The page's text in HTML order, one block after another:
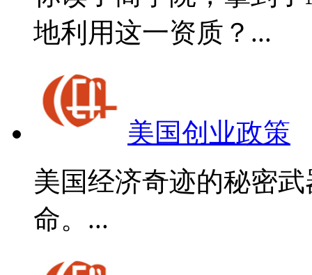
地利用这一资质？...
美国创业政策
美国经济奇迹的秘密
命。...